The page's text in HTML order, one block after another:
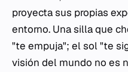
proyecta sus propias
entorno. Una silla que
"te empuja"; el sol "te
visión del mundo no es